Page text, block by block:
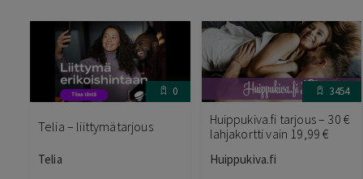
0
Telia – liittymätarjous
Telia
3454
Huippukiva.fi tarjous – 30 €
lahjakortti vain 19,99 €
Huippukiva.fi